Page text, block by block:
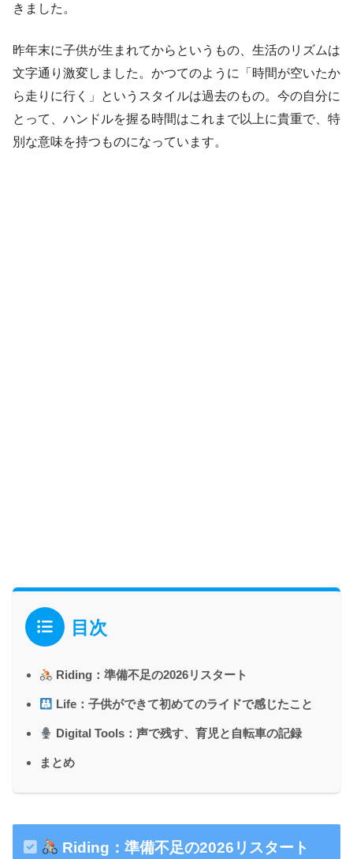
きました。
昨年末に子供が生まれてからというもの、生活のリズムは
文字通り激変しました。かつてのように「時間が空いたか
ら走りに行く」というスタイルは過去のもの。今の自分に
とって、ハンドルを握る時間はこれまで以上に貴重で、特
別な意味を持つものになっています。
目次
Riding：準備不足の2026リスタート
Life：子供ができて初めてのライドで感じたこと
Digital Tools：声で残す、育児と自転車の記録
まとめ
Riding：準備不足の2026リスタート